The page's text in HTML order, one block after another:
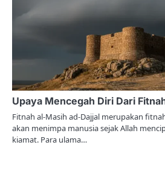
Upaya Mencegah Diri Dari
Fitnah al-Masih ad-Dajjal merupakan
akan menimpa manusia sejak Allah
kiamat. Para ulama…